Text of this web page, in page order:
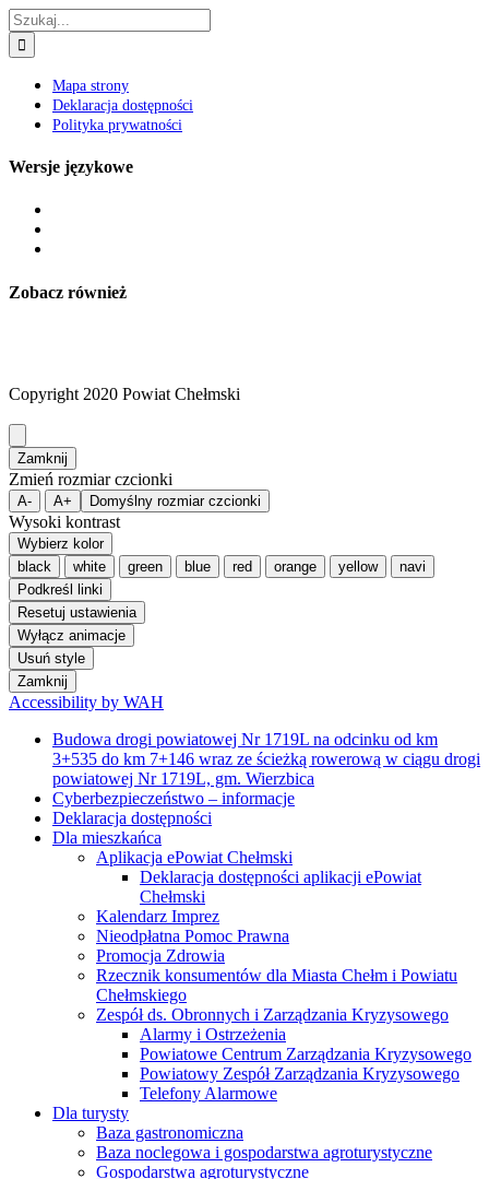
Szukaj
Mapa strony
Deklaracja dostępności
Polityka prywatności
Wersje językowe
Zobacz również
Copyright 2020 Powiat Chełmski
Zamknij
Zmień rozmiar czcionki
A- A+ Domyślny rozmiar czcionki
Wysoki kontrast
Wybierz kolor
black
white green blue red orange yellow
navi
Podkreśl linki
Resetuj ustawienia
Wyłącz animacje
Usuń style
Zamknij
Accessibility by WAH
Budowa drogi powiatowej Nr 1719L na odcinku od km
3+535 do km 7+146 wraz ze ścieżką rowerową w ciągu drogi
powiatowej Nr 1719L, gm. Wierzbica
Cyberbezpieczeństwo – informacje
Deklaracja dostępności
Dla mieszkańca
Aplikacja ePowiat Chełmski
Deklaracja dostępności aplikacji ePowiat
Chełmski
Kalendarz Imprez
Nieodpłatna Pomoc Prawna
Promocja Zdrowia
Rzecznik konsumentów dla Miasta Chełm i Powiatu
Chełmskiego
Zespół ds. Obronnych i Zarządzania Kryzysowego
Alarmy i Ostrzeżenia
Powiatowe Centrum Zarządzania Kryzysowego
Powiatowy Zespół Zarządzania Kryzysowego
Telefony Alarmowe
Dla turysty
Baza gastronomiczna
Baza noclegowa i gospodarstwa agroturystyczne
Gospodarstwa agroturystyczne